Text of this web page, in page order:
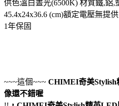
供色溫白晝光(6500K) 材質鐵,鋁
45.4x24x36.6 (cm)額定電壓無提
1年保固
~~~這個~~~ CHIMEI奇美Stylish
像還不錯喔